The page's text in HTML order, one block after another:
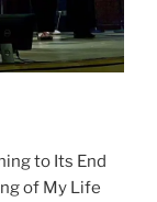
to Its End
of My Life